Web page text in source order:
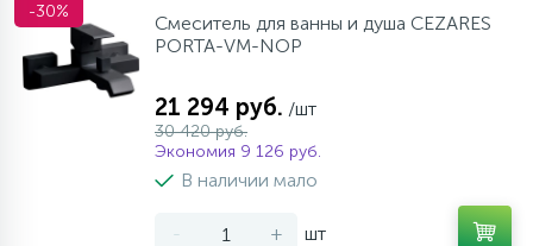
-30%
Смеситель для ванны и душа CEZARES
PORTA-VM-NOP
21 294 руб. /шт
30 420 руб.
Экономия 9 126 руб.
В наличии мало
- + шт